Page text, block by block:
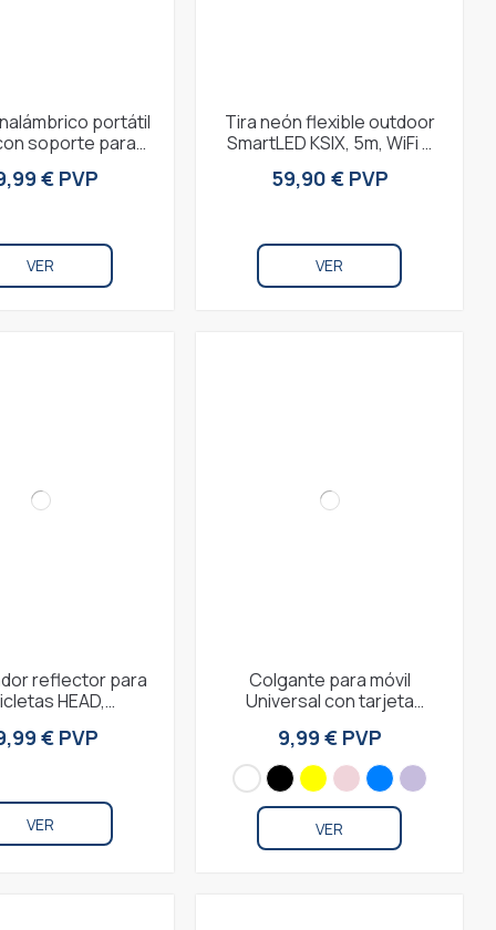
portátil
soporte para
TWS,...
€ PVP
VER
Tira neón flexible outdoor
SmartLED KSIX, 5m, WiFi +
Color...
59,90 € PVP
VER
reflector para
HEAD,
integrado,...
€ PVP
VER
Colgante para móvil
Universal con tarjeta
Blanco
9,99 € PVP
VER